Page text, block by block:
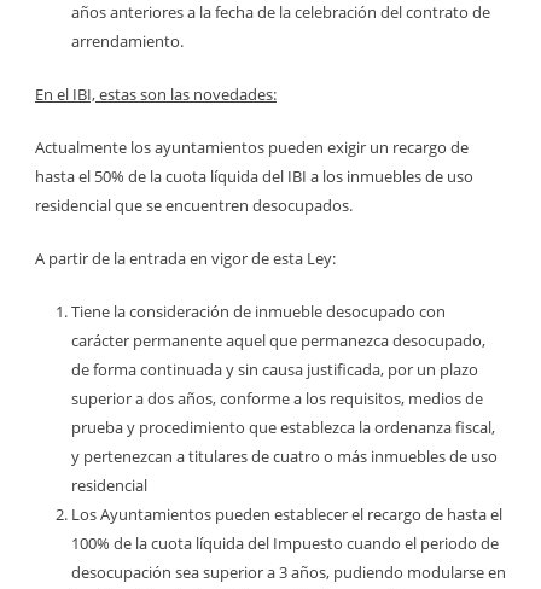
años anteriores a la fecha de la celebración del contrato de
arrendamiento.
En el IBI, estas son las novedades:
Actualmente los ayuntamientos pueden exigir un recargo de
hasta el 50% de la cuota líquida del IBI a los inmuebles de uso
residencial que se encuentren desocupados.
A partir de la entrada en vigor de esta Ley:
Tiene la consideración de inmueble desocupado con
carácter permanente aquel que permanezca desocupado,
de forma continuada y sin causa justificada, por un plazo
superior a dos años, conforme a los requisitos, medios de
prueba y procedimiento que establezca la ordenanza fiscal,
y pertenezcan a titulares de cuatro o más inmuebles de uso
residencial
Los Ayuntamientos pueden establecer el recargo de hasta el
100% de la cuota líquida del Impuesto cuando el periodo de
desocupación sea superior a 3 años, pudiendo modularse en